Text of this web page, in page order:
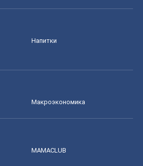
Напитки
Mакроэкономика
MAMACLUB